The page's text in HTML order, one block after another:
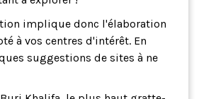
implique donc l'élaboration
à vos centres d'intérêt. En
suggestions de sites à ne